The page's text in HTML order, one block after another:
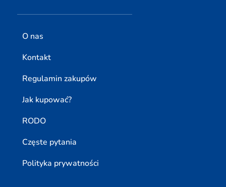
O nas
Kontakt
Regulamin zakupów
Jak kupować?
RODO
Częste pytania
Polityka prywatności